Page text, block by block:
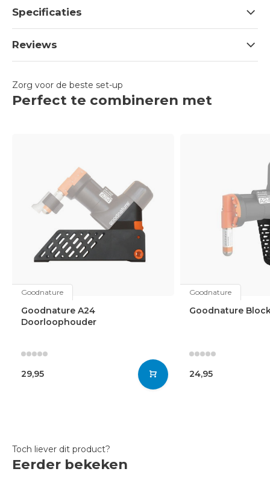
Specificaties
Reviews
Zorg voor de beste set-up
Perfect te combineren met
Goodnature
Goodnature A24
Doorloophouder
29,95
Goodnature
Goodnature
24,95
Toch liever dit product?
Eerder bekeken